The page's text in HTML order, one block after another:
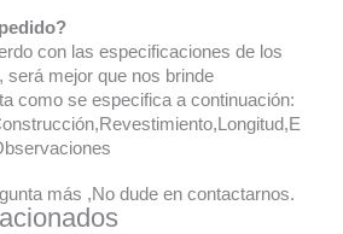
con las especificaciones de los
será mejor que nos brinde
como se especifica a continuación:
más ,No dude en contactarnos.